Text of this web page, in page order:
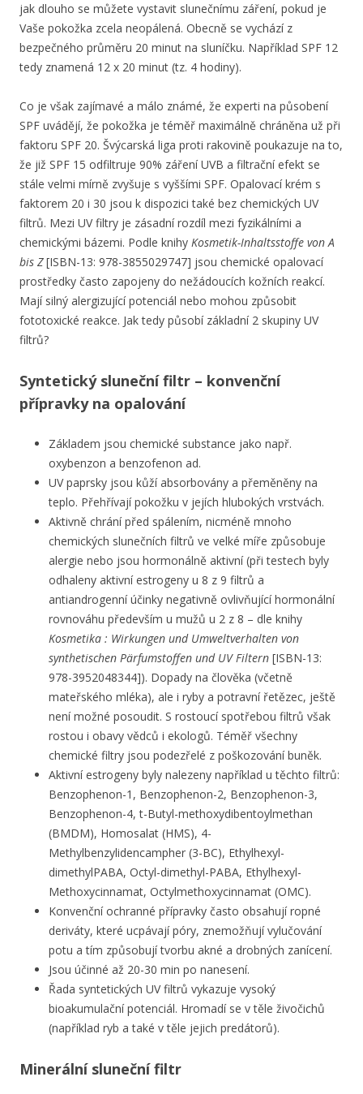
jak dlouho se můžete vystavit slunečnímu záření, pokud je
Vaše pokožka zcela neopálená. Obecně se vychází z
bezpečného průměru 20 minut na sluníčku. Například SPF 12
tedy znamená 12 x 20 minut (tz. 4 hodiny).
Co je však zajímavé a málo známé, že experti na působení
SPF uvádějí, že pokožka je téměř maximálně chráněna už při
faktoru SPF 20. Švýcarská liga proti rakovině poukazuje na to,
že již SPF 15 odfiltruje 90% záření UVB a filtrační efekt se
stále velmi mírně zvyšuje s vyššími SPF. Opalovací krém s
faktorem 20 i 30 jsou k dispozici také bez chemických UV
filtrů. Mezi UV filtry je zásadní rozdíl mezi fyzikálními a
chemickými bázemi. Podle ​knihy Kosmetik-Inhaltsstoffe von A
bis Z[ISBN-13: 978-3855029747]​ jsou chemické opalovací
prostředky často zapojeny do nežádoucích kožních reakcí.
Mají silný alergizující potenciál nebo mohou způsobit
fototoxické reakce. Jak tedy působí základní 2 skupiny UV
filtrů?
Syntetický sluneční filtr – konvenční
přípravky na opalování
Základem jsou chemické substance jako např.
oxybenzon a benzofenon ad.
UV paprsky jsou kůží absorbovány a přeměněny na
teplo. Přehřívají pokožku v jejích hlubokých vrstvách.
Aktivně chrání před spálením, nicméně mnoho
chemických slunečních filtrů ve velké míře způsobuje
alergie nebo jsou hormonálně aktivní (při testech byly
odhaleny aktivní estrogeny u 8 z 9 filtrů a
antiandrogenní účinky negativně ovlivňující hormonální
rovnováhu především u mužů u 2 z 8 – dle knihy
Kosmetika : Wirkungen und Umweltverhalten von
synthetischen Pärfumstoffen und UV Filtern [ISBN-13:
978-3952048344]). Dopady na člověka (včetně
mateřského mléka), ale i ryby a potravní řetězec, ještě
není možné posoudit. S rostoucí spotřebou filtrů však
rostou i obavy vědců i ekologů. Téměř všechny
chemické filtry jsou podezřelé z poškozování buněk.
Aktivní estrogeny byly nalezeny například u těchto filtrů:
Benzophenon-1, Benzophenon-2, Benzophenon-3,
Benzophenon-4, t-Butyl-methoxydibentoylmethan
(BMDM), Homosalat (HMS), 4-
Methylbenzylidencampher (3-BC), Ethylhexyl-
dimethylPABA, Octyl-dimethyl-PABA, Ethylhexyl-
Methoxycinnamat, Octylmethoxycinnamat (OMC).
Konvenční ochranné přípravky často obsahují ropné
deriváty, které ucpávají póry, znemožňují vylučování
potu a tím způsobují tvorbu akné a drobných zanícení.
Jsou účinné až 20-30 min po nanesení.
Řada syntetických UV filtrů vykazuje vysoký
bioakumulační potenciál. Hromadí se v těle živočichů
(například ryb a také v těle jejich predátorů).
Minerální sluneční filtr